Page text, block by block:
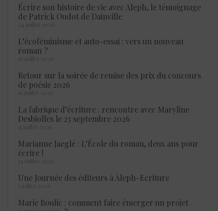
Écrire son histoire de vie avec Aleph, le témoignage
de Patrick Oudot de Dainville
24 juillet 2026
L’écoféminisme et auto-essai : vers un nouveau
roman ?
18 juillet 2026
Retour sur la soirée de remise des prix du concours
de poésie 2026
16 juillet 2026
La fabrique d’écriture : rencontre avec Maryline
Desbiolles le 23 septembre 2026
15 juillet 2026
Marianne Jaeglé : L’École du roman, deux ans pour
écrire !
14 juillet 2026
Une Journée des éditeurs à Aleph-Ecriture
5 juillet 2026
Marie Boulic : comment faire émerger un projet